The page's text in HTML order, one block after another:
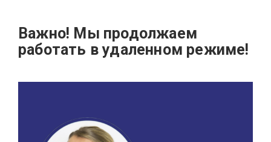
Важно! Мы продолжаем
работать в удаленном режиме!